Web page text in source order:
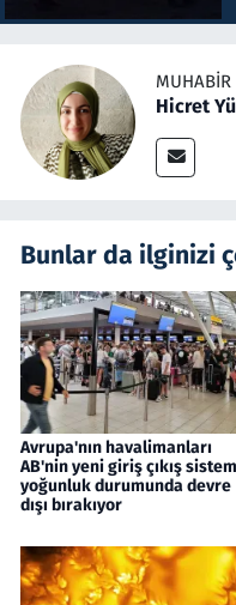
MUHABIR
Hicret
Bunlar da ilginizi
Avrupa'nın havalimanları
AB'nin yeni giriş çıkış
yoğunluk durumunda devre
dışı bırakıyor